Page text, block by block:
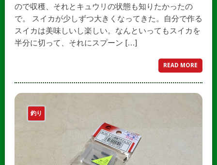
ので収穫、それとキュウリの状態も知りたかったの
で。 スイカが少しずつ大きくなってきた。自分で作る
スイカは美味しいし楽しい。なんといってもスイカを
半分に切って、それにスプーン […]
READ MORE
釣り